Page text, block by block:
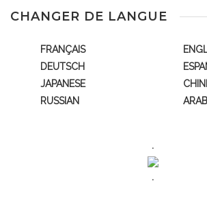
CHANGER DE LANGUE
FRANÇAIS
DEUTSCH
JAPANESE
RUSSIAN
.
.